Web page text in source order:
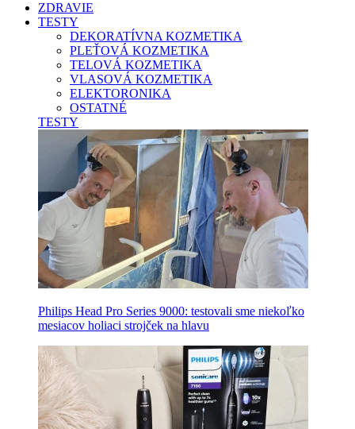
ZDRAVIE
TESTY
DEKORATÍVNA KOZMETIKA
PLEŤOVÁ KOZMETIKA
TELOVÁ KOZMETIKA
VLASOVÁ KOZMETIKA
ELEKTORONIKA
OSTATNÉ
TESTY
Philips Head Pro Series 9000: testovali sme niekoľko
mesiacov holiaci strojček na hlavu